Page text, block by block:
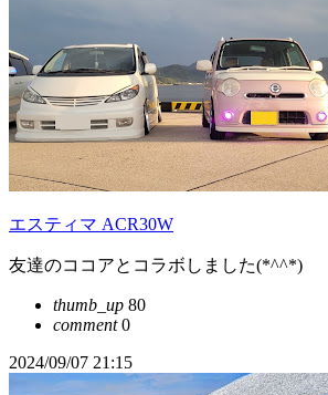
エスティマ ACR30W
友達のココアとコラボしました(*^^*)
thumb_up 80
comment0
2024/09/07 21:15